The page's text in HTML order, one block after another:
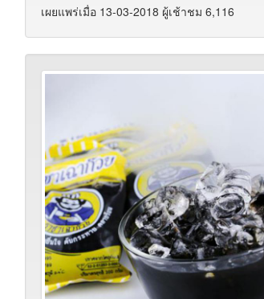
เผยแพร่เมื่อ 13-03-2018 ผู้เช้าชม 6,116